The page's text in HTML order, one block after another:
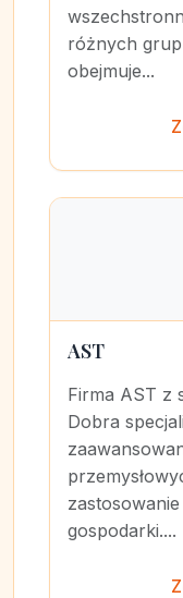
różnych
obejmuje...
AST
Firma AST z
Dobra
gospodarki....